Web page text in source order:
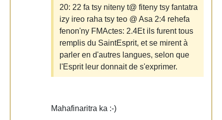
20: 22 fa tsy niteny t@ fiteny tsy fantatra
izy ireo raha tsy teo @ Asa 2:4 rehefa
fenon'ny FMActes: 2.4Et ils furent tous
remplis du SaintEsprit, et se mirent à
parler en d'autres langues, selon que
l'Esprit leur donnait de s'exprimer.
Mahafinaritra ka :-)